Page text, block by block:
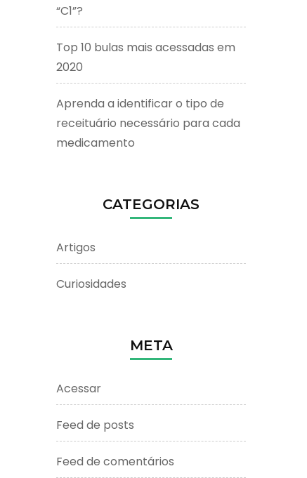
“C1”?
Top 10 bulas mais acessadas em
2020
Aprenda a identificar o tipo de
receituário necessário para cada
medicamento
CATEGORIAS
Artigos
Curiosidades
META
Acessar
Feed de posts
Feed de comentários